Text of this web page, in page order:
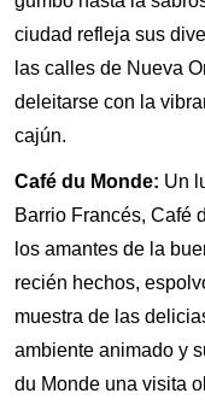
ciudad refleja sus
las calles de Nueva
deleitarse con la
cajún.
Café du Monde: Un
Barrio Francés, Café
los amantes de la
recién hechos,
muestra de las
ambiente animado y
du Monde una visita